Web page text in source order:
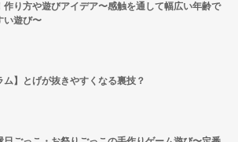
作り方や遊びアイデア〜感触を通して幅広い年齢で
い遊び〜
ム】とげが抜きやすくなる裏技？